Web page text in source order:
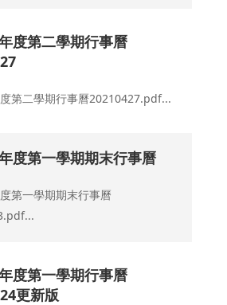
度第二學期行事曆
第二學期行事曆20210427.pdf...
度第一學期期末行事曆
第一學期期末行事曆
度第一學期行事曆
更新版